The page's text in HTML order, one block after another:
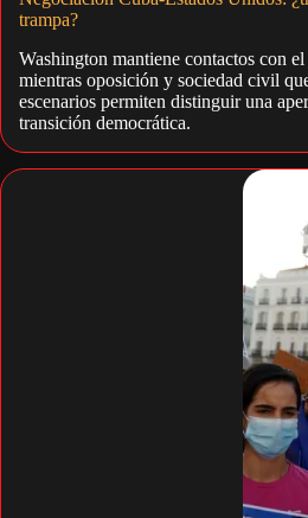
trampa?
Washington mantiene contactos con
mientras oposición y sociedad civil
escenarios permiten distinguir una
transición democrática.